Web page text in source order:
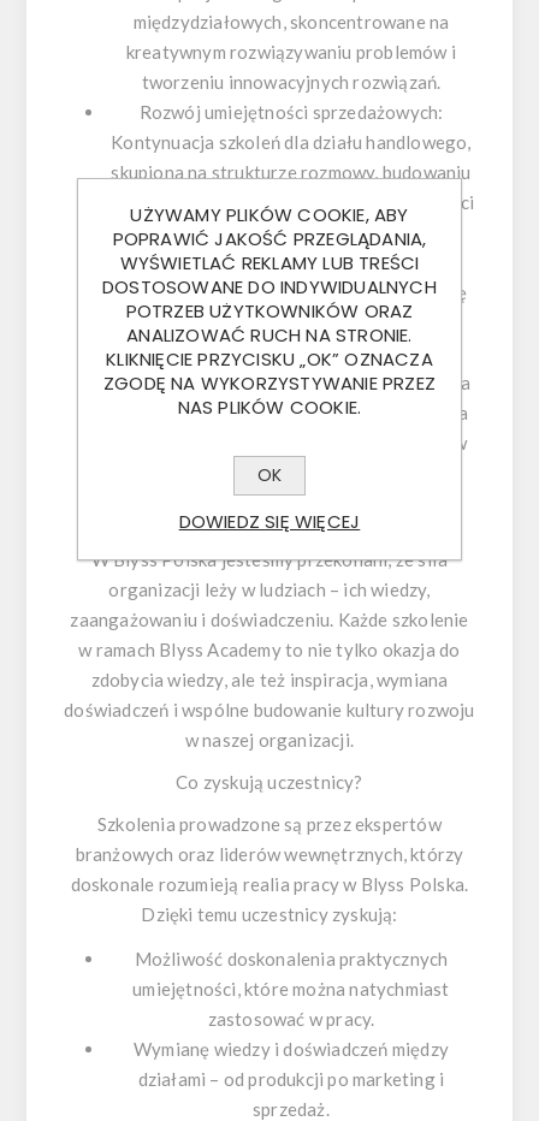
międzydziałowych, skoncentrowane na
kreatywnym rozwiązywaniu problemów i
tworzeniu innowacyjnych rozwiązań.
Rozwój umiejętności sprzedażowych:
Kontynuacja szkoleń dla działu handlowego,
skupiona na strukturze rozmowy, budowaniu
relacji z klientami i wzmacnianiu skuteczności
działań.
Strategia Błękitnego Oceanu: Szkolenie
strategiczne dla zarządu, koncentrujące się
na budowaniu trwałej przewagi
konkurencyjnej.
Rozwój kompetencji liderskich: Kontynuacja
cyklu szkoleń dla brygadzistów, rozwijająca
umiejętności przywódcze i organizacyjne w
zespołach produkcyjnych.
Rozwój zespołu to rozwój firmy!
W Blyss Polska jesteśmy przekonani, że siła
organizacji leży w ludziach – ich wiedzy,
zaangażowaniu i doświadczeniu. Każde szkolenie
w ramach Blyss Academy to nie tylko okazja do
zdobycia wiedzy, ale też inspiracja, wymiana
doświadczeń i wspólne budowanie kultury rozwoju
w naszej organizacji.
Co zyskują uczestnicy?
Szkolenia prowadzone są przez ekspertów
branżowych oraz liderów wewnętrznych, którzy
doskonale rozumieją realia pracy w Blyss Polska.
Dzięki temu uczestnicy zyskują:
Możliwość doskonalenia praktycznych
umiejętności, które można natychmiast
zastosować w pracy.
Wymianę wiedzy i doświadczeń między
działami – od produkcji po marketing i
sprzedaż.
UŻYWAMY PLIKÓW COOKIE, ABY
POPRAWIĆ JAKOŚĆ PRZEGLĄDANIA,
WYŚWIETLAĆ REKLAMY LUB TREŚCI
DOSTOSOWANE DO INDYWIDUALNYCH
POTRZEB UŻYTKOWNIKÓW ORAZ
ANALIZOWAĆ RUCH NA STRONIE.
KLIKNIĘCIE PRZYCISKU „OK” OZNACZA
ZGODĘ NA WYKORZYSTYWANIE PRZEZ
NAS PLIKÓW COOKIE.
OK
DOWIEDZ SIĘ WIĘCEJ